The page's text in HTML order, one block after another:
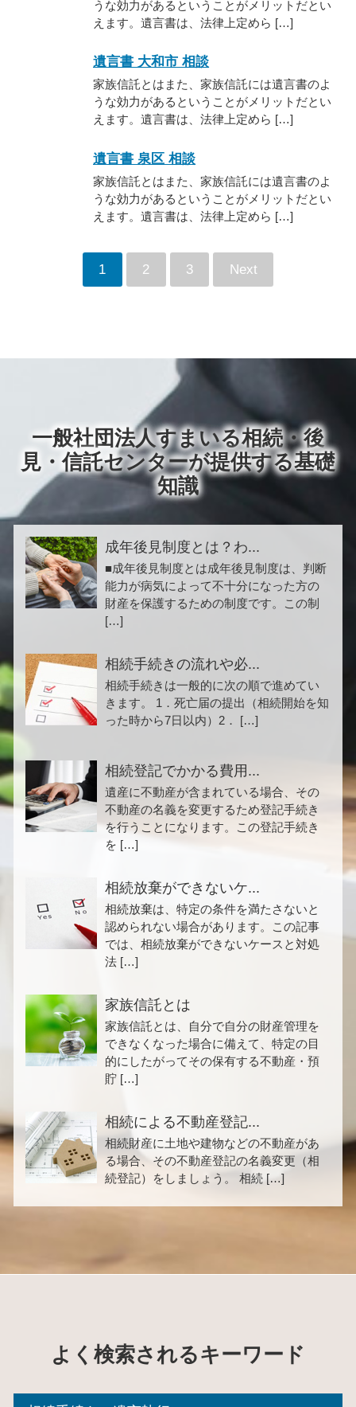
うな効力があるということがメリットだとい
えます。遺言書は、法律上定めら […]
遺言書 大和市 相談
家族信託とはまた、家族信託には遺言書のよ
うな効力があるということがメリットだとい
えます。遺言書は、法律上定めら […]
遺言書 泉区 相談
家族信託とはまた、家族信託には遺言書のよ
うな効力があるということがメリットだとい
えます。遺言書は、法律上定めら […]
1 2 3 Next
一般社団法人すまいる相続・後
見・信託センターが提供する基礎
知識
成年後見制度とは？わ...
■成年後見制度とは成年後見制度は、判断
能力が病気によって不十分になった方の
財産を保護するための制度です。この制
[…]
相続手続きの流れや必...
相続手続きは一般的に次の順で進めてい
きます。 1．死亡届の提出（相続開始を知
った時から7日以内）2． […]
相続登記でかかる費用...
遺産に不動産が含まれている場合、その
不動産の名義を変更するため登記手続き
を行うことになります。この登記手続き
を […]
相続放棄ができないケ...
相続放棄は、特定の条件を満たさないと
認められない場合があります。この記事
では、相続放棄ができないケースと対処
法 […]
家族信託とは
家族信託とは、自分で自分の財産管理を
できなくなった場合に備えて、特定の目
的にしたがってその保有する不動産・預
貯 […]
相続による不動産登記...
相続財産に土地や建物などの不動産があ
る場合、その不動産登記の名義変更（相
続登記）をしましょう。 相続 […]
よく検索されるキーワード